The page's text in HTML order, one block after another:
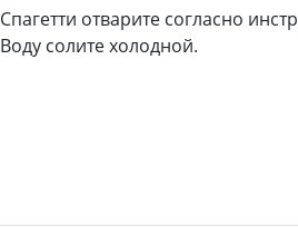
Спагетти отварите согласно
Воду солите холодной.